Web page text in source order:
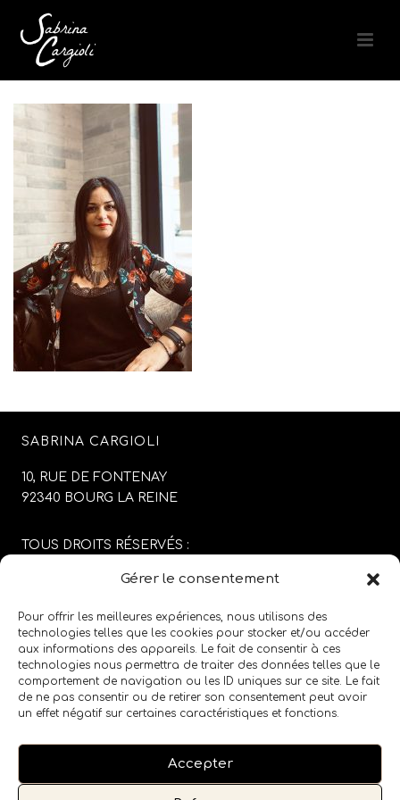
Gérer le consentement
Pour offrir les meilleures expériences, nous utilisons des
technologies telles que les cookies pour stocker et/ou accéder
aux informations des appareils. Le fait de consentir à ces
technologies nous permettra de traiter des données telles que le
comportement de navigation ou les ID uniques sur ce site. Le fait
de ne pas consentir ou de retirer son consentement peut avoir
un effet négatif sur certaines caractéristiques et fonctions.
Accepter
SABRINA CARGIOLI
10, RUE DE FONTENAY
92340 BOURG LA REINE
TOUS DROITS RÉSERVÉS :
CONCEPTION DU SITE :
MENTIONS LÉGALES/CGV
SUIVEZ LE SALON SUR LES RÉSEAUX SOCIAUX